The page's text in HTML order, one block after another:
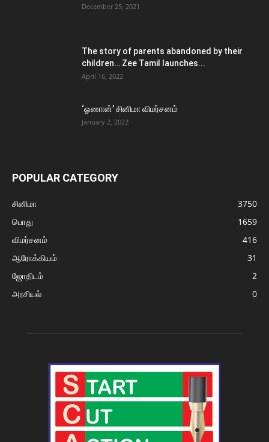
December 25, 2021
The story of parents abandoned by their
children… Zee Tamil launches...
April 16, 2022
‘ஓணான்’ சினிமா விமர்சனம்
January 2, 2022
POPULAR CATEGORY
சினிமா
3750
பொது
1659
விமர்சனம்
416
ஆரோக்கியம்
31
ஜோதிடம்
2
அரசியல்
0